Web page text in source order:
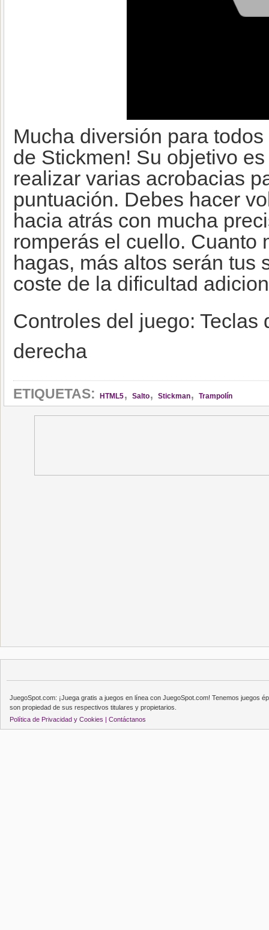
Mucha diversión para
de Stickmen! Su objetivo
realizar varias acrobacias
puntuación. Debes hacer
hacia atrás con mucha
romperás el cuello. Cuanto
hagas, más altos serán tus
coste de la dificultad
Controles del juego: Teclas
derecha
ETIQUETAS: HTML5, Salto, Stickman, Trampolín
JuegoSpot.com: ¡Juega gratis a juegos en línea con JuegoSpot.com! Tenemos juegos
son propiedad de sus respectivos titulares y propietarios.
Política de Privacidad y Cookies | Contáctanos